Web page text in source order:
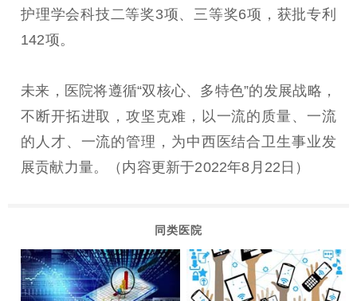
护理学会科技二等奖3项、三等奖6项，获批专利
142项。
未来，医院将遵循“双核心、多特色”的发展战略，
不断开拓进取，攻坚克难，以一流的质量、一流
的人才、一流的管理，为中西医结合卫生事业发
展贡献力量。（内容更新于2022年8月22日）
同类医院